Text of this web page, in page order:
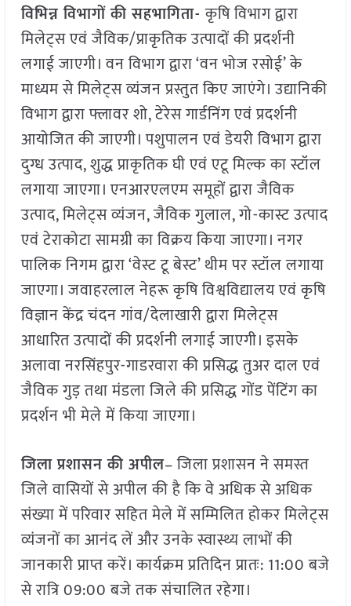
विभिन्न विभागों की सहभागिता-कृषि विभाग द्वारा
मिलेट्स एवं जैविक/प्राकृतिक उत्पादों की प्रदर्शनी
लगाई जाएगी। वन विभाग द्वारा ‘वन भोज रसोई’ के
माध्यम से मिलेट्स व्यंजन प्रस्तुत किए जाएंगे। उद्यानिकी
विभाग द्वारा फ्लावर शो, टेरेस गार्डनिंग एवं प्रदर्शनी
आयोजित की जाएगी। पशुपालन एवं डेयरी विभाग द्वारा
दुग्ध उत्पाद, शुद्ध प्राकृतिक घी एवं एटू मिल्क का स्टॉल
लगाया जाएगा। एनआरएलएम समूहों द्वारा जैविक
उत्पाद, मिलेट्स व्यंजन, जैविक गुलाल, गो-कास्ट उत्पाद
एवं टेराकोटा सामग्री का विक्रय किया जाएगा। नगर
पालिक निगम द्वारा ‘वेस्ट टू बेस्ट’ थीम पर स्टॉल लगाया
जाएगा। जवाहरलाल नेहरू कृषि विश्वविद्यालय एवं कृषि
विज्ञान केंद्र चंदन गांव/देलाखारी द्वारा मिलेट्स
आधारित उत्पादों की प्रदर्शनी लगाई जाएगी। इसके
अलावा नरसिंहपुर-गाडरवारा की प्रसिद्ध तुअर दाल एवं
जैविक गुड़ तथा मंडला जिले की प्रसिद्ध गोंड पेंटिंग का
प्रदर्शन भी मेले में किया जाएगा।
जिला प्रशासन की अपील– जिला प्रशासन ने समस्त
जिले वासियों से अपील की है कि वे अधिक से अधिक
संख्या में परिवार सहित मेले में सम्मिलित होकर मिलेट्स
व्यंजनों का आनंद लें और उनके स्वास्थ्य लाभों की
जानकारी प्राप्त करें। कार्यक्रम प्रतिदिन प्रातः: 11:00 बजे
से रात्रि 09:00 बजे तक संचालित रहेगा।